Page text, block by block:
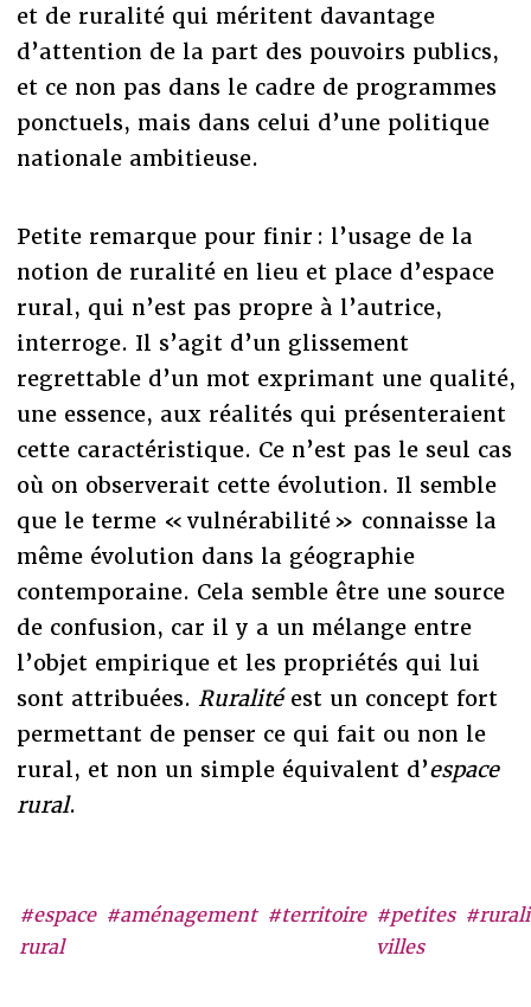
#espace
rural
#aménagement #territoire #petites
villes
et de ruralité qui méritent davantage
d’attention de la part des pouvoirs publics,
et ce non pas dans le cadre de programmes
ponctuels, mais dans celui d’une politique
nationale ambitieuse.
Petite remarque pour finir : l’usage de la
notion de ruralité en lieu et place d’espace
rural, qui n’est pas propre à l’autrice,
interroge. Il s’agit d’un glissement
regrettable d’un mot exprimant une qualité,
une essence, aux réalités qui présenteraient
cette caractéristique. Ce n’est pas le seul cas
où on observerait cette évolution. Il semble
que le terme « vulnérabilité » connaisse la
même évolution dans la géographie
contemporaine. Cela semble être une source
de confusion, car il y a un mélange entre
l’objet empirique et les propriétés qui lui
sont attribuées. Ruralitéest un concept fort
permettant de penser ce qui fait ou non le
rural, et non un simple équivalent d’espace
rural.